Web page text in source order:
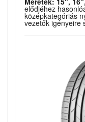
elődjéhez
középkategóriás
vezetők igényeire